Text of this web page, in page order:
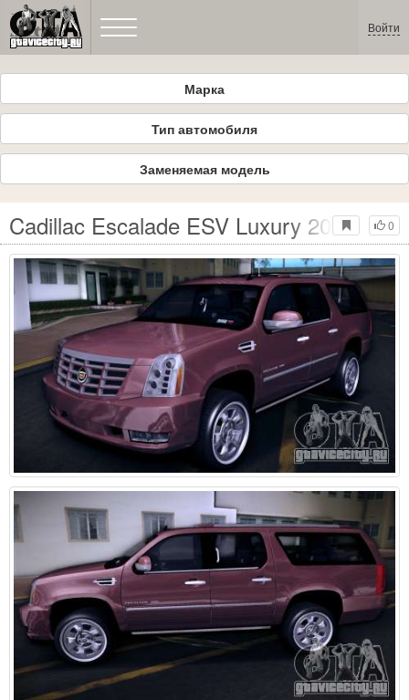
Войти
Марка
Тип автомобиля
Заменяемая модель
0
Cadillac Escalade ESV Luxury 2012 v1